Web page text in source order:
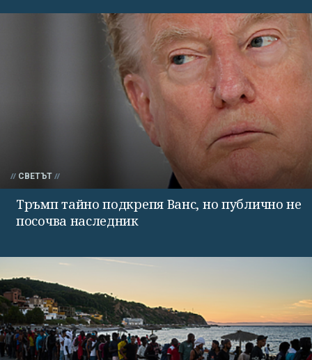
СВЕТЪТ
Тръмп тайно подкрепя Ванс, но публично не
посочва наследник